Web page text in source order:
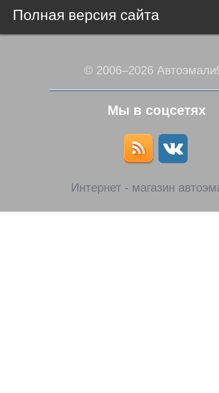
Полная версия сайта
© 2006–2026
Мы в соцсетях
Интернет - магазин